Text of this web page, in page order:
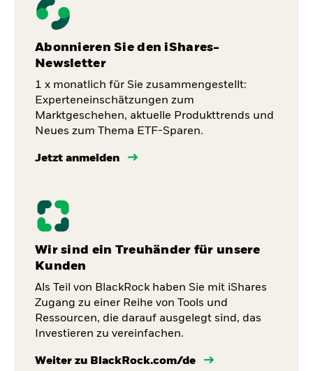
Abonnieren Sie den iShares-
Newsletter
1 x monatlich für Sie zusammengestellt:
Experteneinschätzungen zum
Marktgeschehen, aktuelle Produkttrends und
Neues zum Thema ETF-Sparen.
Jetzt anmelden
Wir sind ein Treuhänder für unsere
Kunden
Als Teil von BlackRock haben Sie mit iShares
Zugang zu einer Reihe von Tools und
Ressourcen, die darauf ausgelegt sind, das
Investieren zu vereinfachen.
Weiter zu BlackRock.com/de